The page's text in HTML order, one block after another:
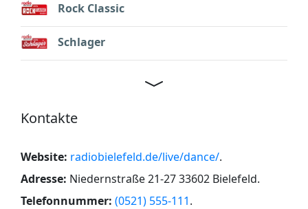
Rock Classic
Schlager
Kontakte
Website: radiobielefeld.de/live/dance/.
Adresse: Niedernstraße 21-27 33602 Bielefeld.
Telefonnummer: (0521) 555-111.